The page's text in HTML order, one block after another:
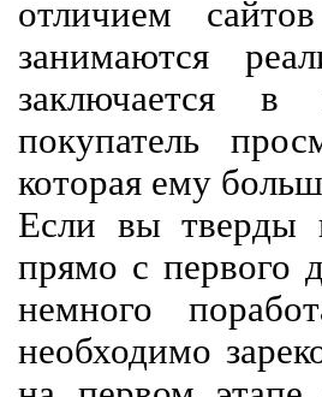
отличием
занимаются
заключается в
покупатель
которая ему
Если вы тверды
прямо с первого
немного
необходимо